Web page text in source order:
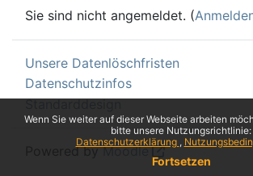
Wenn Sie weiter auf dieser Webseite arbeiten
bitte unsere Nutzungsrichtlinie:
Datenschutzerklärung
Fortsetzen
Sie sind nicht angemeldet. (
Unsere Datenlöschfristen
Datenschutzinfos
Standarddesign
Powered byMoodle